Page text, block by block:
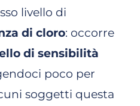
livello di
di cloro: occorre
di sensibilità
poco per
soggetti questa